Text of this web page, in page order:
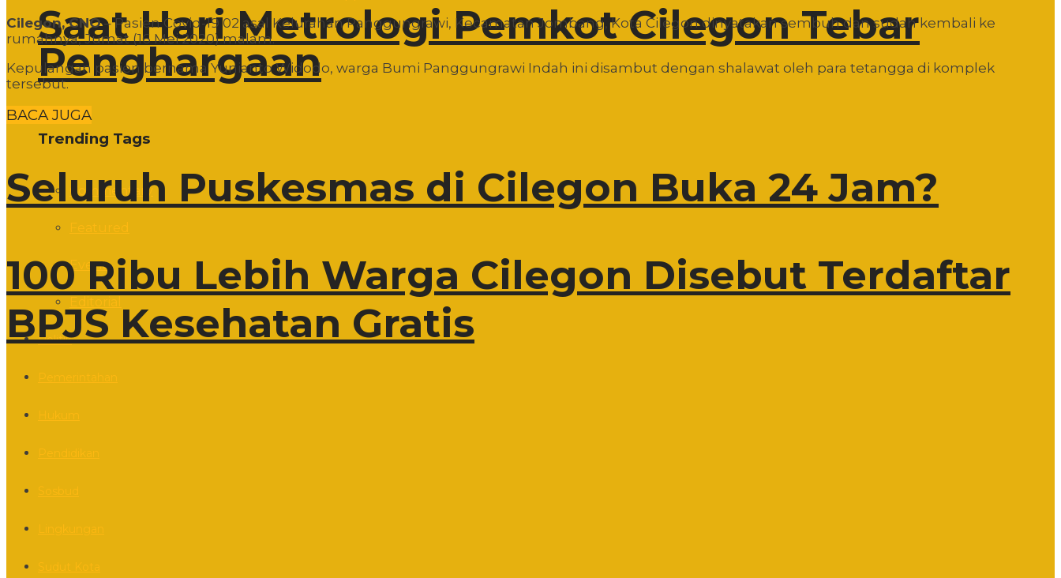
Saat Hari Metrologi Pemkot Cilegon Tebar
Penghargaan
Trending Tags
Commentary
Event
Politik
Cilegon, CNO– Pasien Covid-19 02 asal Kelurahan Panggungrawi, Kecamatan Jombang, Kota Cilegon dinyatakan sembuh dan sudah kembali ke
rumahnya, Jumat (16 Mei 2020) malam.
Kepulangan pasien bernama Yunianto Widodo, warga Bumi Panggungrawi Indah ini disambut dengan shalawat oleh para tetangga di komplek
tersebut.
BACA JUGA
Seluruh Puskesmas di Cilegon Buka 24 Jam?
100 Ribu Lebih Warga Cilegon Disebut Terdaftar
BPJS Kesehatan Gratis